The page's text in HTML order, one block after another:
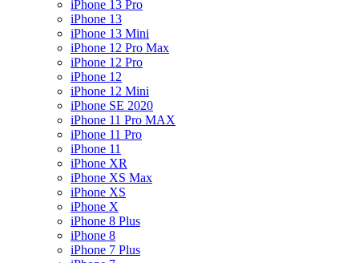
iPhone 13 Pro
iPhone 13
iPhone 13 Mini
iPhone 12 Pro Max
iPhone 12 Pro
iPhone 12
iPhone 12 Mini
iPhone SE 2020
iPhone 11 Pro MAX
iPhone 11 Pro
iPhone 11
iPhone XR
iPhone XS Max
iPhone XS
iPhone X
iPhone 8 Plus
iPhone 8
iPhone 7 Plus